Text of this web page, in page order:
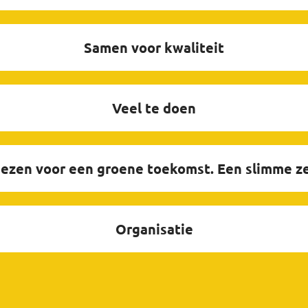
Samen voor kwaliteit
Veel te doen
voor een groene toekomst. Een slimme
Organisatie